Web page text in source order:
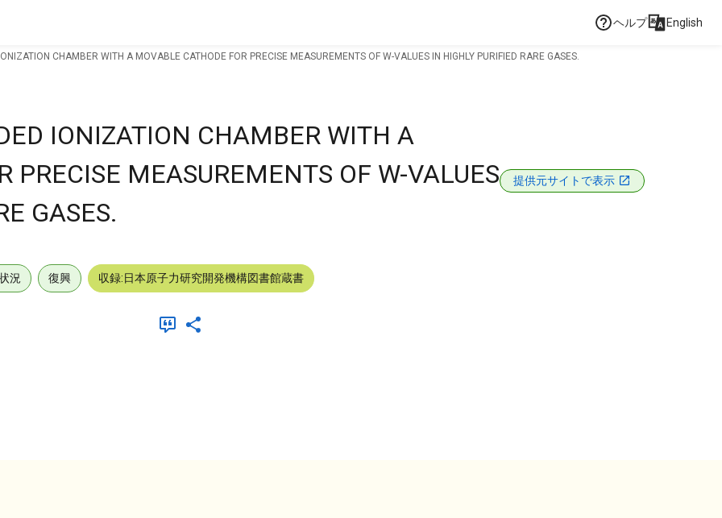
ヘルプ English
CHAMBER WITH A MOVABLE CATHODE FOR PRECISE MEASUREMENTS OF W-VALUES IN HIGHLY PURIFIED RARE GASES.
IONIZATION CHAMBER WITH A
PRECISE MEASUREMENTS OF W-VALUES
GASES.
提供元サイトで表示
況 復興 収録:日本原子力研究開発機構図書館蔵書